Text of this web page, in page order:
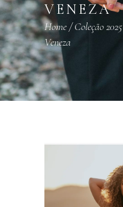
VENEZA
Home/Coleção 2025
Veneza